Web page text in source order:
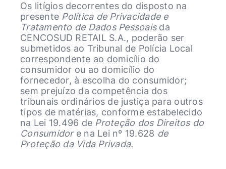
Os litígios decorrentes do disposto na
presente Política de Privacidade e
Tratamento de Dados Pessoaisda
CENCOSUD RETAIL S.A., poderão ser
submetidos ao Tribunal de Polícia Local
correspondente ao domicílio do
consumidor ou ao domicílio do
fornecedor, à escolha do consumidor;
sem prejuízo da competência dos
tribunais ordinários de justiça para outros
tipos de matérias, conforme estabelecido
na Lei 19.496 de Proteção dos Direitos do
Consumidore na Lei nº 19.628 de
Proteção da Vida Privada.